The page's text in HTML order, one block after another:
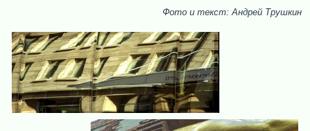
Фото и текст: Андрей Трушкин